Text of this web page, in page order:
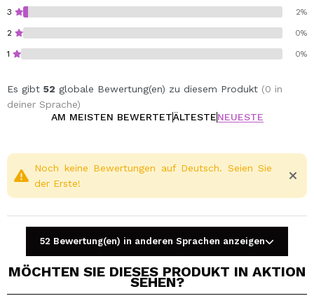
3 2%
2 0%
1 0%
Es gibt 52 globale Bewertung(en) zu diesem Produkt (0 in
deiner Sprache)
AM MEISTEN BEWERTETÄLTESTENEUESTE
Noch keine Bewertungen auf Deutsch. Seien Sie
der Erste!
52 Bewertung(en) in anderen Sprachen anzeigen
MÖCHTEN SIE DIESES PRODUKT IN AKTION
SEHEN?